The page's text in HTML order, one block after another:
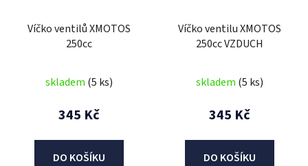
Víčko ventilů XMOTOS
250cc
skladem (5 ks)
345 Kč
DO KOŠÍKU
Víčko ventilu XMOTOS
250cc VZDUCH
skladem (5 ks)
345 Kč
DO KOŠÍKU